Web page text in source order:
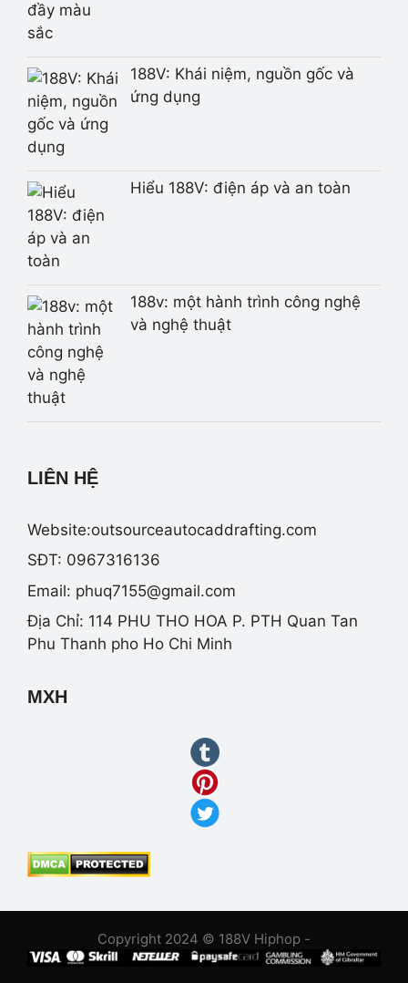
188V: Khái niệm, nguồn gốc và
ứng dụng
Hiểu 188V: điện áp và an toàn
188v: một hành trình công nghệ
và nghệ thuật
LIÊN HỆ
Website:outsourceautocaddrafting.com
SĐT: 0967316136
Email: phuq7155@gmail.com
Địa Chỉ: 114 PHU THO HOA P. PTH Quan Tan
Phu Thanh pho Ho Chi Minh
MXH
Copyright 2024 © 188V Hiphop -